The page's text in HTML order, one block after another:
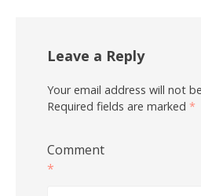
Leave a Reply
Your email address will not
Required fields are marked *
Comment
*